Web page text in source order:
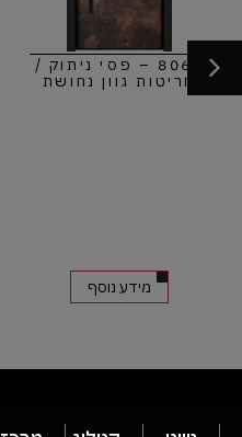
8060 – פסי ניתוק /
חריטות גוון עץ טבעי
מידע נוסף